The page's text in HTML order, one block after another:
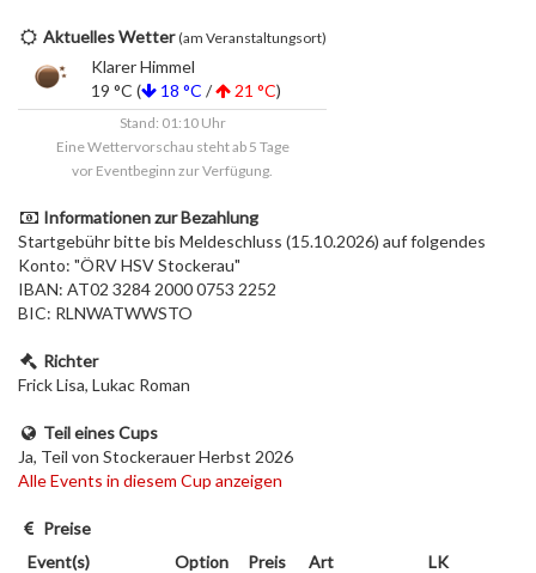
Aktuelles Wetter (am Veranstaltungsort)
Klarer Himmel
19 °C (
18 °C / 21 °C)
Stand: 01:10 Uhr
Eine Wettervorschau steht ab 5 Tage
vor Eventbeginn zur Verfügung.
Informationen zur Bezahlung
Startgebühr bitte bis Meldeschluss (15.10.2026) auf folgendes
Konto: "ÖRV HSV Stockerau"
IBAN: AT02 3284 2000 0753 2252
BIC: RLNWATWWSTO
Richter
Frick Lisa, Lukac Roman
Teil eines Cups
Ja, Teil von Stockerauer Herbst 2026
Alle Events in diesem Cup anzeigen
Preise
Event(s)
Option Preis Art LK